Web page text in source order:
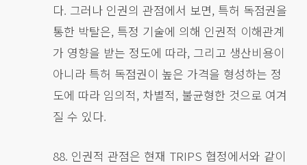
다. 그러나 인권의 관점에서 보면, 특허 독점권을
통한 박탈은, 특정 기술에 의해 인권적 이해관계
가 영향을 받는 정도에 따라, 그리고 생산비용이
아니라 특허 독점권이 높은 가격을 형성하는 정
도에 따라 임의적, 차별적, 불균형한 것으로 여겨
질 수 있다.
88. 인권적 관점은 현재 TRIPS 협정에서와 같이